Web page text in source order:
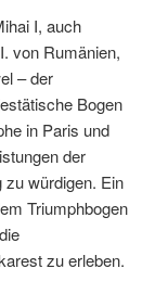
I, auch
von Rumänien,
– der
Bogen
in Paris und
der
würdigen. Ein
Triumphbogen
zu erleben.